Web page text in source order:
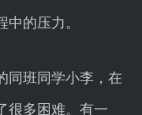
的压力。
同班同学小李，在
很多困难。有一